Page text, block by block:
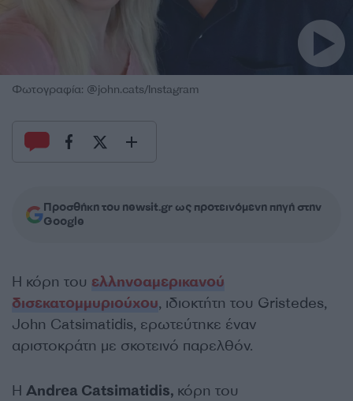
Φωτογραφία: @john.cats/Instagram
Προσθήκη του newsit.gr ως προτεινόμενη πηγή στην
Google
Η κόρη του ελληνοαμερικανού
δισεκατομμυριούχου, ιδιοκτήτη του Gristedes,
John Catsimatidis, ερωτεύτηκε έναν
αριστοκράτη με σκοτεινό παρελθόν.
Η Andrea Catsimatidis, κόρη του